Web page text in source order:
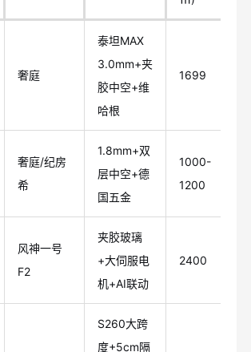
奢庭
泰坦MAX
3.0mm+夹
胶中空+维
哈根
1699
奢庭/纪房
希
1.8mm+双
层中空+德
国五金
1000-
1200
风神一号
F2
夹胶玻璃
+大伺服电
机+AI联动
2400
S260大跨
度+5cm隔